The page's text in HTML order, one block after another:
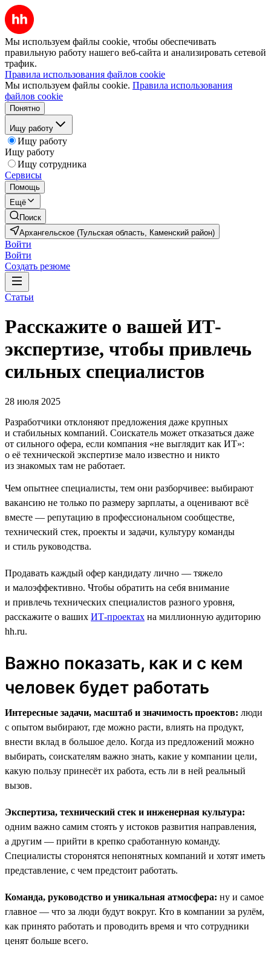
Мы используем файлы cookie, чтобы обеспечивать
правильную работу нашего веб-сайта и анализировать сетевой
трафик.
Правила использования файлов cookie
Мы используем файлы cookie. Правила использования
файлов cookie
Понятно
Ищу работу
Ищу работу
Ищу работу
Ищу сотрудника
Сервисы
Помощь
Ещё
Поиск
Архангельское (Тульская область, Каменский район)
Войти
Войти
Создать резюме
Статьи
Расскажите о вашей ИТ-
экспертизе, чтобы привлечь
сильных специалистов
28 июля 2025
Разработчики отклоняют предложения даже крупных
и стабильных компаний. Соискатель может отказаться даже
от сильного офера, если компания «не выглядит как ИТ»:
о её технической экспертизе мало известно и никто
из знакомых там не работает.
Чем опытнее специалисты, тем они разборчивее: выбирают
вакансию не только по размеру зарплаты, а оценивают всё
вместе — репутацию в профессиональном сообществе,
технический стек, проекты и задачи, культуру команды
и стиль руководства.
Продавать каждый офер кандидату лично — тяжело
и малоэффективно. Чтобы обратить на себя внимание
и привлечь технических специалистов разного уровня,
расскажите о ваших ИТ-проектах на миллионную аудиторию
hh.ru.
Важно показать, как и с кем
человек будет работать
Интересные задачи, масштаб и значимость проектов: люди
с опытом выбирают, где можно расти, влиять на продукт,
внести вклад в большое дело. Когда из предложений можно
выбирать, соискателям важно знать, какие у компании цели,
какую пользу принесёт их работа, есть ли в ней реальный
вызов.
Экспертиза, технический стек и инженерная культура:
одним важно самим стоять у истоков развития направления,
а другим — прийти в крепко сработанную команду.
Специалисты сторонятся непонятных компаний и хотят иметь
представление, с чем предстоит работать.
Команда, руководство и уникальная атмосфера: ну и самое
главное — что за люди будут вокруг. Кто в компании за рулём,
как принято работать и проводить время и что сотрудники
ценят больше всего.